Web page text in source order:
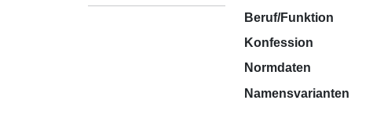
Beruf/Funktion
Konfession
Normdaten
Namensvarianten